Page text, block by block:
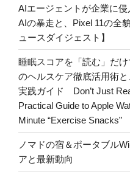
AIエージェントが企業に
AIの暴走と、Pixel 11の全
ュースダイジェスト】
睡眠スコアを「読む」だ
のヘルスケア徹底活用術と
実践ガイド Don’t Just
Practical Guide to Apple
Minute “Exercise Snacks”
ノマドの宿＆ポータブル
アと最新動向